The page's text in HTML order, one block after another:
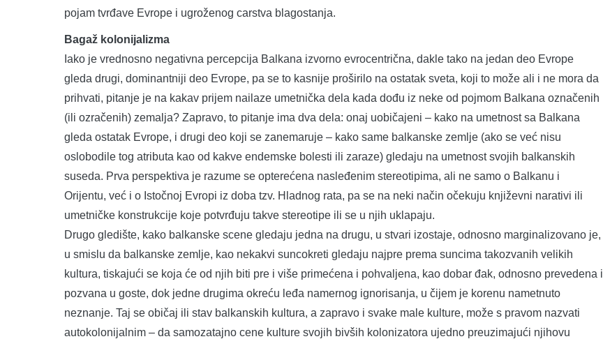
pojam tvrđave Evrope i ugroženog carstva blagostanja.
Bagaž kolonijalizma
Iako je vrednosno negativna percepcija Balkana izvorno evrocentrična, dakle tako na jedan deo Evrope
gleda drugi, dominantniji deo Evrope, pa se to kasnije proširilo na ostatak sveta, koji to može ali i ne mora da
prihvati, pitanje je na kakav prijem nailaze umetnička dela kada dođu iz neke od pojmom Balkana označenih
(ili ozračenih) zemalja? Zapravo, to pitanje ima dva dela: onaj uobičajeni – kako na umetnost sa Balkana
gleda ostatak Evrope, i drugi deo koji se zanemaruje – kako same balkanske zemlje (ako se već nisu
oslobodile tog atributa kao od kakve endemske bolesti ili zaraze) gledaju na umetnost svojih balkanskih
suseda. Prva perspektiva je razume se opterećena nasleđenim stereotipima, ali ne samo o Balkanu i
Orijentu, već i o Istočnoj Evropi iz doba tzv. Hladnog rata, pa se na neki način očekuju književni narativi ili
umetničke konstrukcije koje potvrđuju takve stereotipe ili se u njih uklapaju.
Drugo gledište, kako balkanske scene gledaju jedna na drugu, u stvari izostaje, odnosno marginalizovano je,
u smislu da balkanske zemlje, kao nekakvi suncokreti gledaju najpre prema suncima takozvanih velikih
kultura, tiskajući se koja će od njih biti pre i više primećena i pohvaljena, kao dobar đak, odnosno prevedena i
pozvana u goste, dok jedne drugima okreću leđa namernog ignorisanja, u čijem je korenu nametnuto
neznanje. Taj se običaj ili stav balkanskih kultura, a zapravo i svake male kulture, može s pravom nazvati
autokolonijalnim – da samozatajno cene kulture svojih bivših kolonizatora ujedno preuzimajući njihovu